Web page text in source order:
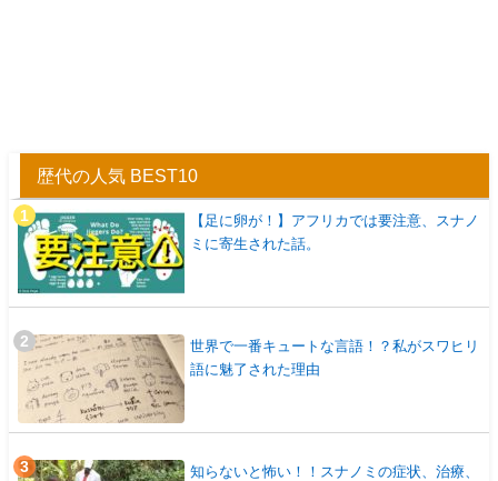
歴代の人気 BEST10
【足に卵が！】アフリカでは要注意、スナノ
ミに寄生された話。
世界で一番キュートな言語！？私がスワヒリ
語に魅了された理由
知らないと怖い！！スナノミの症状、治療、